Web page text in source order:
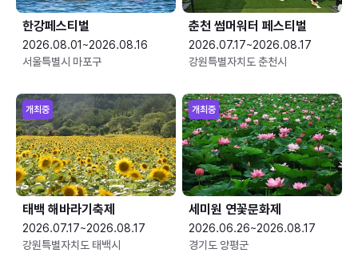
한강페스티벌
2026.08.01~2026.08.16
서울특별시 마포구
춘천 썸머워터 페스티벌
2026.07.17~2026.08.17
강원특별자치도 춘천시
개최중
태백 해바라기축제
2026.07.17~2026.08.17
강원특별자치도 태백시
개최중
세미원 연꽃문화제
2026.06.26~2026.08.17
경기도 양평군